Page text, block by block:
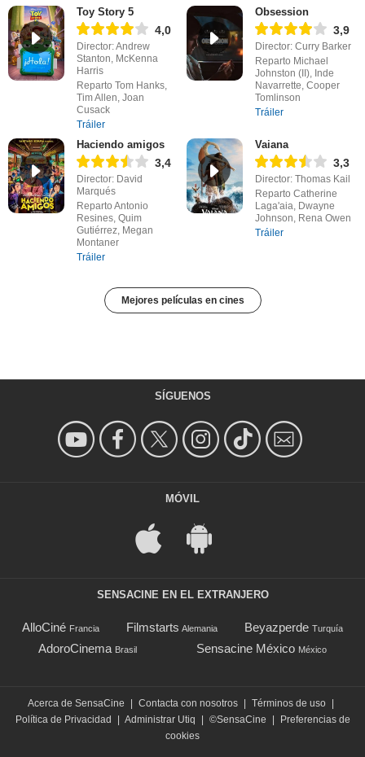
Toy Story 5
4,0
Director: Andrew
Stanton, McKenna
Harris
Reparto Tom Hanks,
Tim Allen, Joan
Cusack
Tráiler
Obsession
3,9
Director: Curry Barker
Reparto Michael
Johnston (II), Inde
Navarrette, Cooper
Tomlinson
Tráiler
Haciendo amigos
3,4
Director: David
Marqués
Reparto Antonio
Resines, Quim
Gutiérrez, Megan
Montaner
Tráiler
Vaiana
3,3
Director: Thomas Kail
Reparto Catherine
Laga'aia, Dwayne
Johnson, Rena Owen
Tráiler
Mejores películas en cines
SÍGUENOS
MÓVIL
SENSACINE EN EL EXTRANJERO
AlloCiné Francia Filmstarts Alemania Beyazperde Turquía
AdoroCinema Brasil Sensacine México México
Acerca de SensaCine Contacta con nosotros Términos de uso
Política de Privacidad
Administrar Utiq ©SensaCine
Preferencias de
cookies